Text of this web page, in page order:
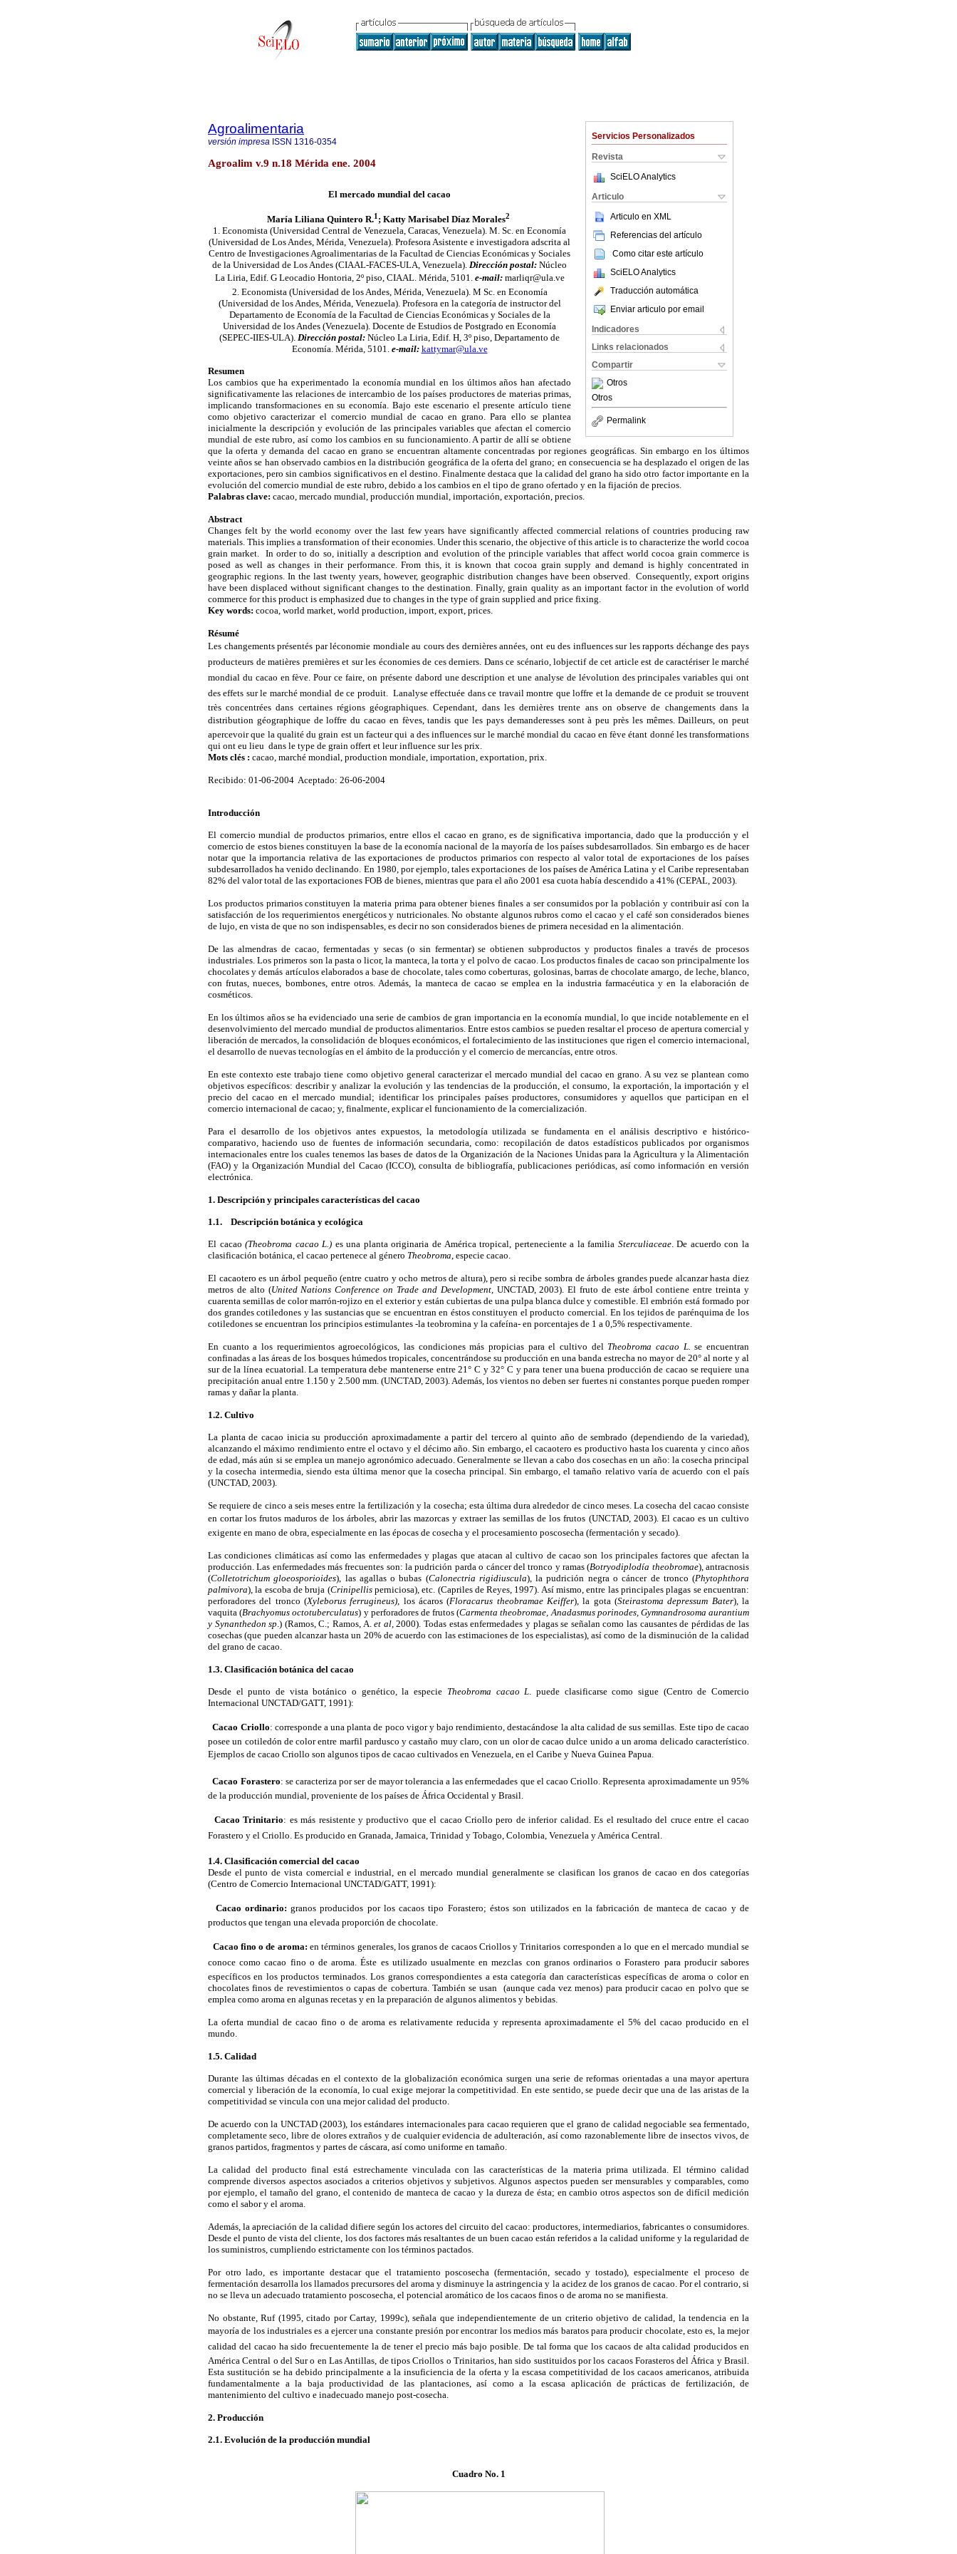
Servicios Personalizados
Revista
SciELO Analytics
Articulo
Articulo en XML
Referencias del artículo
Como citar este artículo
SciELO Analytics
Traducción automática
Enviar articulo por email
Indicadores
Links relacionados
Compartir
Otros
Otros
Permalink
Agroalimentaria
versión impresa ISSN 1316-0354
Agroalim v.9 n.18 Mérida ene. 2004
El mercado mundial del cacao
María Liliana Quintero R.1 ; Katty Marisabel Díaz Morales2
1. Economista (Universidad Central de Venezuela, Caracas, Venezuela). M. Sc. en Economía
(Universidad de Los Andes, Mérida, Venezuela). Profesora Asistente e investigadora adscrita al
Centro de Investigaciones Agroalimentarias de la Facultad de Ciencias Económicas y Sociales
de la Universidad de Los Andes (CIAAL-FACES-ULA, Venezuela). Dirección postal: Núcleo
La Liria, Edif. G Leocadio Hontoria, 2º piso, CIAAL. Mérida, 5101. e-mail:marliqr@ula.ve
2. Economista (Universidad de los Andes, Mérida, Venezuela). M Sc. en Economía
(Universidad de los Andes, Mérida, Venezuela). Profesora en la categoría de instructor del
Departamento de Economía de la Facultad de Ciencias Económicas y Sociales de la
Universidad de los Andes (Venezuela). Docente de Estudios de Postgrado en Economía
(SEPEC-IIES-ULA). Dirección postal: Núcleo La Liria, Edif. H, 3º piso, Departamento de
Economía. Mérida, 5101. e-mail: kattymar@ula.ve
Resumen
Los cambios que ha experimentado la economía mundial en los últimos años han afectado
significativamente las relaciones de intercambio de los países productores de materias primas,
implicando transformaciones en su economía. Bajo este escenario el presente artículo tiene
como objetivo caracterizar el comercio mundial de cacao en grano. Para ello se plantea
inicialmente la descripción y evolución de las principales variables que afectan el comercio
mundial de este rubro, así como los cambios en su funcionamiento. A partir de allí se obtiene
que la oferta y demanda del cacao en grano se encuentran altamente concentradas por regiones geográficas. Sin embargo en los últimos
veinte años se han observado cambios en la distribución geográfica de la oferta del grano; en consecuencia se ha desplazado el origen de las
exportaciones, pero sin cambios significativos en el destino. Finalmente destaca que la calidad del grano ha sido otro factor importante en la
evolución del comercio mundial de este rubro, debido a los cambios en el tipo de grano ofertado y en la fijación de precios.
Palabras clave: cacao, mercado mundial, producción mundial, importación, exportación, precios.
Abstract
Changes felt by the world economy over the last few years have significantly affected commercial relations of countries producing raw
materials. This implies a transformation of their economies. Under this scenario, the objective of this article is to characterize the world cocoa
grain market. In order to do so, initially a description and evolution of the principle variables that affect world cocoa grain commerce is
posed as well as changes in their performance. From this, it is known that cocoa grain supply and demand is highly concentrated in
geographic regions. In the last twenty years, however, geographic distribution changes have been observed. Consequently, export origins
have been displaced without significant changes to the destination. Finally, grain quality as an important factor in the evolution of world
commerce for this product is emphasized due to changes in the type of grain supplied and price fixing.
Key words: cocoa, world market, world production, import, export, prices.
Résumé
Les changements présentés par léconomie mondiale au cours des dernières années, ont eu des influences sur les rapports déchange des pays
producteurs de matières premières et sur les économies de ces derniers. Dans ce scénario, lobjectif de cet article est de caractériser le marché
mondial du cacao en fève. Pour ce faire, on présente dabord une description et une analyse de lévolution des principales variables qui ont
des effets sur le marché mondial de ce produit. Lanalyse effectuée dans ce travail montre que loffre et la demande de ce produit se trouvent
très concentrées dans certaines régions géographiques. Cependant, dans les dernières trente ans on observe de changements dans la
distribution géographique de loffre du cacao en fèves, tandis que les pays demanderesses sont à peu près les mêmes. Dailleurs, on peut
apercevoir que la qualité du grain est un facteur qui a des influences sur le marché mondial du cacao en fève étant donné les transformations
qui ont eu lieu dans le type de grain offert et leur influence sur les prix.
Mots clés : cacao, marché mondial, production mondiale, importation, exportation, prix.
Recibido: 01-06-2004 Aceptado: 26-06-2004
Introducción
El comercio mundial de productos primarios, entre ellos el cacao en grano, es de significativa importancia, dado que la producción y el
comercio de estos bienes constituyen la base de la economía nacional de la mayoría de los países subdesarrollados. Sin embargo es de hacer
notar que la importancia relativa de las exportaciones de productos primarios con respecto al valor total de exportaciones de los países
subdesarrollados ha venido declinando. En 1980, por ejemplo, tales exportaciones de los países de América Latina y el Caribe representaban
82% del valor total de las exportaciones FOB de bienes, mientras que para el año 2001 esa cuota había descendido a 41% (CEPAL, 2003).
Los productos primarios constituyen la materia prima para obtener bienes finales a ser consumidos por la población y contribuir así con la
satisfacción de los requerimientos energéticos y nutricionales. No obstante algunos rubros como el cacao y el café son considerados bienes
de lujo, en vista de que no son indispensables, es decir no son considerados bienes de primera necesidad en la alimentación.
De las almendras de cacao, fermentadas y secas (o sin fermentar) se obtienen subproductos y productos finales a través de procesos
industriales. Los primeros son la pasta o licor, la manteca, la torta y el polvo de cacao. Los productos finales de cacao son principalmente los
chocolates y demás artículos elaborados a base de chocolate, tales como coberturas, golosinas, barras de chocolate amargo, de leche, blanco,
con frutas, nueces, bombones, entre otros. Además, la manteca de cacao se emplea en la industria farmacéutica y en la elaboración de
cosméticos.
En los últimos años se ha evidenciado una serie de cambios de gran importancia en la economía mundial, lo que incide notablemente en el
desenvolvimiento del mercado mundial de productos alimentarios. Entre estos cambios se pueden resaltar el proceso de apertura comercial y
liberación de mercados, la consolidación de bloques económicos, el fortalecimiento de las instituciones que rigen el comercio internacional,
el desarrollo de nuevas tecnologías en el ámbito de la producción y el comercio de mercancías, entre otros.
En este contexto este trabajo tiene como objetivo general caracterizar el mercado mundial del cacao en grano. A su vez se plantean como
objetivos específicos: describir y analizar la evolución y las tendencias de la producción, el consumo, la exportación, la importación y el
precio del cacao en el mercado mundial; identificar los principales países productores, consumidores y aquellos que participan en el
comercio internacional de cacao; y, finalmente, explicar el funcionamiento de la comercialización.
Para el desarrollo de los objetivos antes expuestos, la metodología utilizada se fundamenta en el análisis descriptivo e histórico-
comparativo, haciendo uso de fuentes de información secundaria, como: recopilación de datos estadísticos publicados por organismos
internacionales entre los cuales tenemos las bases de datos de la Organización de la Naciones Unidas para la Agricultura y la Alimentación
(FAO) y la Organización Mundial del Cacao (ICCO), consulta de bibliografía, publicaciones periódicas, así como información en versión
electrónica.
1. Descripción y principales características del cacao
1.1. Descripción botánica y ecológica
El cacao(Theobroma cacao L.) es una planta originaria de América tropical, perteneciente a la familia Sterculiaceae. De acuerdo con la
clasificación botánica, el cacao pertenece al género Theobroma, especie cacao.
El cacaotero es un árbol pequeño (entre cuatro y ocho metros de altura), pero si recibe sombra de árboles grandes puede alcanzar hasta diez
metros de alto (United Nations Conference on Trade and Development,UNCTAD, 2003). El fruto de este árbol contiene entre treinta y
cuarenta semillas de color marrón-rojizo en el exterior y están cubiertas de una pulpa blanca dulce y comestible. El embrión está formado por
dos grandes cotiledones y las sustancias que se encuentran en éstos constituyen el producto comercial. En los tejidos de parénquima de los
cotiledones se encuentran los principios estimulantes -la teobromina y la cafeína- en porcentajes de 1 a 0,5% respectivamente.
En cuanto a los requerimientos agroecológicos, las condiciones más propicias para el cultivo del Theobroma cacao L. se encuentran
confinadas a las áreas de los bosques húmedos tropicales, concentrándose su producción en una banda estrecha no mayor de 20° al norte y al
sur de la línea ecuatorial. La temperatura debe mantenerse entre 21° C y 32° C y para tener una buena producción de cacao se requiere una
precipitación anual entre 1.150 y 2.500 mm. (UNCTAD, 2003). Además, los vientos no deben ser fuertes ni constantes porque pueden romper
ramas y dañar la planta.
1.2. Cultivo
La planta de cacao inicia su producción aproximadamente a partir del tercero al quinto año de sembrado (dependiendo de la variedad),
alcanzando el máximo rendimiento entre el octavo y el décimo año. Sin embargo, el cacaotero es productivo hasta los cuarenta y cinco años
de edad, más aún si se emplea un manejo agronómico adecuado. Generalmente se llevan a cabo dos cosechas en un año: la cosecha principal
y la cosecha intermedia, siendo esta última menor que la cosecha principal. Sin embargo, el tamaño relativo varía de acuerdo con el país
(UNCTAD, 2003).
Se requiere de cinco a seis meses entre la fertilización y la cosecha; esta última dura alrededor de cinco meses. La cosecha del cacao consiste
en cortar los frutos maduros de los árboles, abrir las mazorcas y extraer las semillas de los frutos (UNCTAD, 2003). El cacao es un cultivo
exigente en mano de obra, especialmente en las épocas de cosecha y el procesamiento poscosecha (fermentación y secado).
Las condiciones climáticas así como las enfermedades y plagas que atacan al cultivo de cacao son los principales factores que afectan la
producción. Las enfermedades más frecuentes son: la pudrición parda o cáncer del tronco y ramas (Botryodiplodía theobromae), antracnosis
(Colletotrichum gloeosporioides), las agallas o bubas (Calonectria rigidiuscula), la pudrición negra o cáncer de tronco (Phytophthora
palmivora), la escoba de bruja (Crinipellisperniciosa), etc. (Capriles de Reyes, 1997). Así mismo, entre las principales plagas se encuentran:
perforadores del tronco (Xyleborus ferrugineus), los ácaros (Floracarus theobramae Keiffer), la gota (Steirastoma depressum Bater), la
vaquita (Brachyomus octotuberculatus) y perforadores de frutos (Carmenta theobromae, Anadasmus porinodes, Gymnandrosoma aurantium
y Synanthedon sp.) (Ramos, C.; Ramos, A.et al,2000). Todas estas enfermedades y plagas se señalan como las causantes de pérdidas de las
cosechas (que pueden alcanzar hasta un 20% de acuerdo con las estimaciones de los especialistas), así como de la disminución de la calidad
del grano de cacao.
1.3. Clasificación botánica del cacao
Desde el punto de vista botánico o genético, la especie Theobroma cacao L. puede clasificarse como sigue (Centro de Comercio
Internacional UNCTAD/GATT, 1991):
Cacao Criollo: corresponde a una planta de poco vigor y bajo rendimiento, destacándose la alta calidad de sus semillas. Este tipo de cacao
posee un cotiledón de color entre marfil pardusco y castaño muy claro, con un olor de cacao dulce unido a un aroma delicado característico.
Ejemplos de cacao Criollo son algunos tipos de cacao cultivados en Venezuela, en el Caribe y Nueva Guinea Papua.
Cacao Forastero: se caracteriza por ser de mayor tolerancia a las enfermedades que el cacao Criollo. Representa aproximadamente un 95%
de la producción mundial, proveniente de los países de África Occidental y Brasil.
Cacao Trinitario: es más resistente y productivo que el cacao Criollo pero de inferior calidad. Es el resultado del cruce entre el cacao
Forastero y el Criollo. Es producido en Granada, Jamaica, Trinidad y Tobago, Colombia, Venezuela y América Central.
1.4. Clasificación comercial del cacao
Desde el punto de vista comercial e industrial, en el mercado mundial generalmente se clasifican los granos de cacao en dos categorías
(Centro de Comercio Internacional UNCTAD/GATT, 1991):
Cacao ordinario: granos producidos por los cacaos tipo Forastero; éstos son utilizados en la fabricación de manteca de cacao y de
productos que tengan una elevada proporción de chocolate.
Cacao fino o de aroma: en términos generales, los granos de cacaos Criollos y Trinitarios corresponden a lo que en el mercado mundial se
conoce como cacao fino o de aroma. Éste es utilizado usualmente en mezclas con granos ordinarios o Forastero para producir sabores
específicos en los productos terminados. Los granos correspondientes a esta categoría dan características específicas de aroma o color en
chocolates finos de revestimientos o capas de cobertura. También se usan (aunque cada vez menos) para producir cacao en polvo que se
emplea como aroma en algunas recetas y en la preparación de algunos alimentos y bebidas.
La oferta mundial de cacao fino o de aroma es relativamente reducida y representa aproximadamente el 5% del cacao producido en el
mundo.
1.5. Calidad
Durante las últimas décadas en el contexto de la globalización económica surgen una serie de reformas orientadas a una mayor apertura
comercial y liberación de la economía, lo cual exige mejorar la competitividad. En este sentido, se puede decir que una de las aristas de la
competitividad se vincula con una mejor calidad del producto.
De acuerdo con la UNCTAD (2003), los estándares internacionales para cacao requieren que el grano de calidad negociable sea fermentado,
completamente seco, libre de olores extraños y de cualquier evidencia de adulteración, así como razonablemente libre de insectos vivos, de
granos partidos, fragmentos y partes de cáscara, así como uniforme en tamaño.
La calidad del producto final está estrechamente vinculada con las características de la materia prima utilizada. El término calidad
comprende diversos aspectos asociados a criterios objetivos y subjetivos. Algunos aspectos pueden ser mensurables y comparables, como
por ejemplo, el tamaño del grano, el contenido de manteca de cacao y la dureza de ésta; en cambio otros aspectos son de difícil medición
como el sabor y el aroma.
Además, la apreciación de la calidad difiere según los actores del circuito del cacao: productores, intermediarios, fabricantes o consumidores.
Desde el punto de vista del cliente, los dos factores más resaltantes de un buen cacao están referidos a la calidad uniforme y la regularidad de
los suministros, cumpliendo estrictamente con los términos pactados.
Por otro lado, es importante destacar que el tratamiento poscosecha (fermentación, secado y tostado), especialmente el proceso de
fermentación desarrolla los llamados precursores del aroma y disminuye la astringencia y la acidez de los granos de cacao. Por el contrario, si
no se lleva un adecuado tratamiento poscosecha, el potencial aromático de los cacaos finos o de aroma no se manifiesta.
No obstante, Ruf (1995, citado por Cartay, 1999c), señala que independientemente de un criterio objetivo de calidad, la tendencia en la
mayoría de los industriales es a ejercer una constante presión por encontrar los medios más baratos para producir chocolate, esto es, la mejor
calidad del cacao ha sido frecuentemente la de tener el precio más bajo posible. De tal forma que los cacaos de alta calidad producidos en
América Central o del Sur o en Las Antillas, de tipos Criollos o Trinitarios, han sido sustituidos por los cacaos Forasteros del África y Brasil.
Esta sustitución se ha debido principalmente a la insuficiencia de la oferta y la escasa competitividad de los cacaos americanos, atribuida
fundamentalmente a la baja productividad de las plantaciones, así como a la escasa aplicación de prácticas de fertilización, de
mantenimiento del cultivo e inadecuado manejo post-cosecha.
2. Producción
2.1. Evolución de la producción mundial
Cuadro No. 1